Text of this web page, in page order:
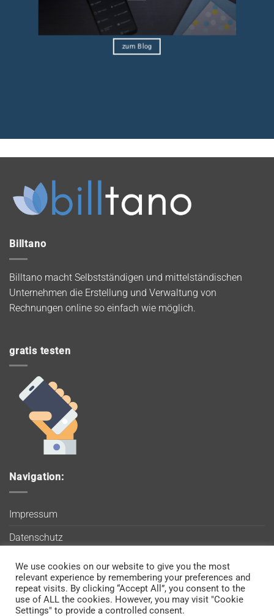
zum Blog
Billtano
Billtano macht Selbstständigen und mittelständischen
Unternehmen die Erstellung und Verwaltung von
Rechnungen online so einfach wie möglich.
gratis testen
Navigation:
Impressum
Datenschutz
AGB
Blog
Kontakt
We use cookies on our website to give you the most
relevant experience by remembering your preferences and
repeat visits. By clicking “Accept All”, you consent to the
use of ALL the cookies. However, you may visit "Cookie
Settings" to provide a controlled consent.
Wir verwenden Cookies, um sicherzustellen, dass Sie auf
unserer Website die bestmögliche Erfahrung machen. Wenn
Sie diese Website weiterhin nutzen, gehen wir davon aus, dass